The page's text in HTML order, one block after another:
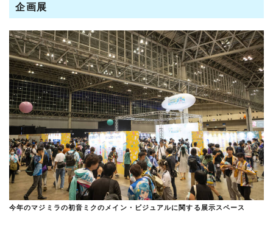
企画展
今年のマジミラの初音ミクのメイン・ビジュアルに関する展示スペース